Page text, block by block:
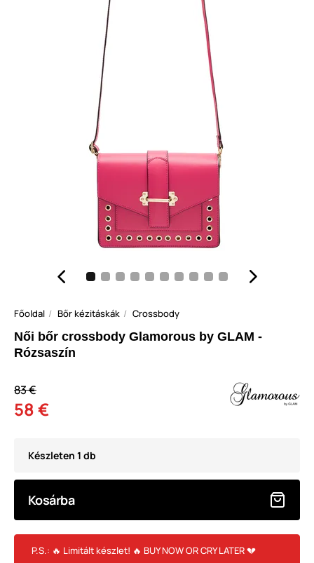
Főoldal Bőr kézitáskák Crossbody
Női bőr crossbody Glamorous by GLAM -
Rózsaszín
83 €
58 €
Készleten 1 db
Kosárba
P.S.: 🔥 Limitált készlet! 🔥 BUY NOW OR CRY LATER 💔